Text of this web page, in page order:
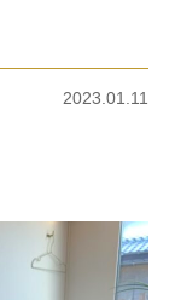
2023.01.11